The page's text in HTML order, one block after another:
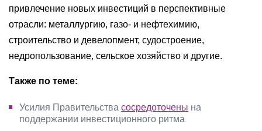
привлечение новых инвестиций в перспективные
отрасли: металлургию, газо- и нефтехимию,
строительство и девелопмент, судостроение,
недропользование, сельское хозяйство и другие.
Также по теме:
Усилия Правительства сосредоточены на
поддержании инвестиционного ритма